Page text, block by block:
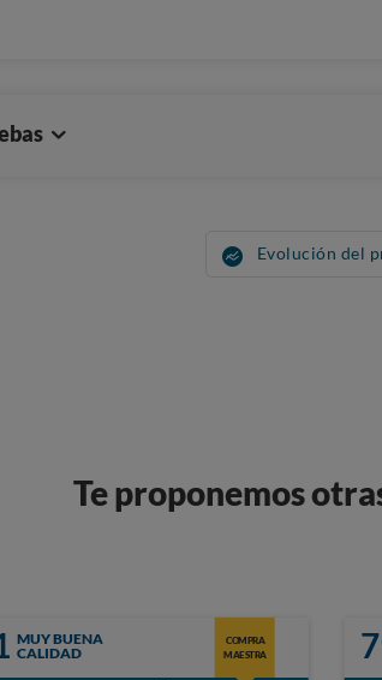
Evolución del
Te proponemos
MUY BUENA
CALIDAD
COMPRA
MAESTRA